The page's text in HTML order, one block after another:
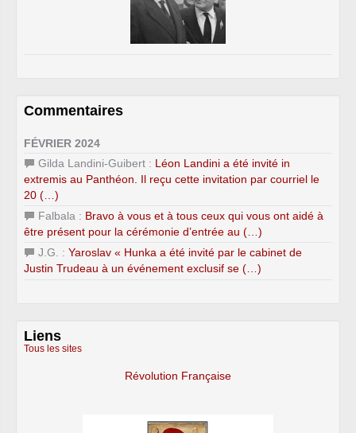
Commentaires
FÉVRIER 2024
Gilda Landini-Guibert : Léon Landini a été invité in
extremis au Panthéon. Il reçu cette invitation par courriel le
20 (…)
Falbala : Bravo à vous et à tous ceux qui vous ont aidé à
être présent pour la cérémonie d’entrée au (…)
J.G. : Yaroslav « Hunka a été invité par le cabinet de
Justin Trudeau à un événement exclusif se (…)
Liens
Tous les sites
Révolution Française